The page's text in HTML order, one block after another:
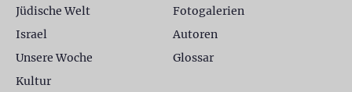
Jüdische Welt
Israel
Unsere Woche
Kultur
Fotogalerien
Autoren
Glossar